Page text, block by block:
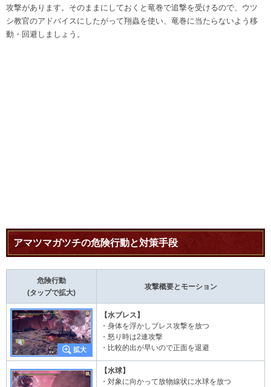
攻撃があります。そのままにしておくと竜巻で追撃を受けるので、ウツ
シ教官のアドバイスにしたがって翔蟲を使い、竜巻に当たらないよう移
動・回避しましょう。
アマツマガツチの危険行動と対策手段
危険行動
(タップで拡大)
攻撃概要とモーション
【水ブレス】
・身体を浮かしブレス攻撃を放つ
・怒り時は2連攻撃
・比較的出が早いので正面を退避
【水球】
・対象に向かって放物線状に水球を放つ